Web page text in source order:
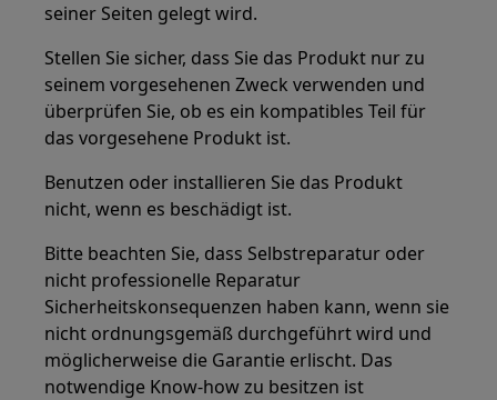
seiner Seiten gelegt wird.
Stellen Sie sicher, dass Sie das Produkt nur zu
seinem vorgesehenen Zweck verwenden und
überprüfen Sie, ob es ein kompatibles Teil für
das vorgesehene Produkt ist.
Benutzen oder installieren Sie das Produkt
nicht, wenn es beschädigt ist.
Bitte beachten Sie, dass Selbstreparatur oder
nicht professionelle Reparatur
Sicherheitskonsequenzen haben kann, wenn sie
nicht ordnungsgemäß durchgeführt wird und
möglicherweise die Garantie erlischt. Das
notwendige Know-how zu besitzen ist